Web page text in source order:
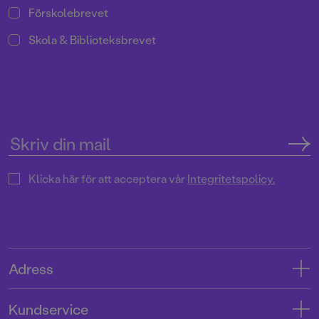
Förskolebrevet
Skola & Biblioteksbrevet
Klicka här för att acceptera vårIntegritetspolicy.
Adress
Kundservice